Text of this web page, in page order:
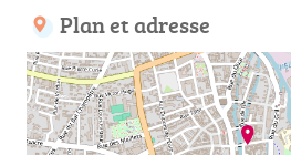
Plan et adresse